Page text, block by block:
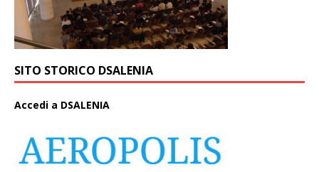
SITO STORICO DSALENIA
Accedi a DSALENIA